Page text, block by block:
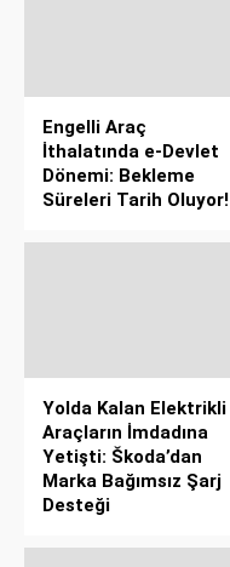
Engelli Araç
İthalatında e-Devlet
Dönemi: Bekleme
Süreleri Tarih Oluyor!
Yolda Kalan Elektrikli
Araçların İmdadına
Yetişti: Škoda’dan
Marka Bağımsız Şarj
Desteği